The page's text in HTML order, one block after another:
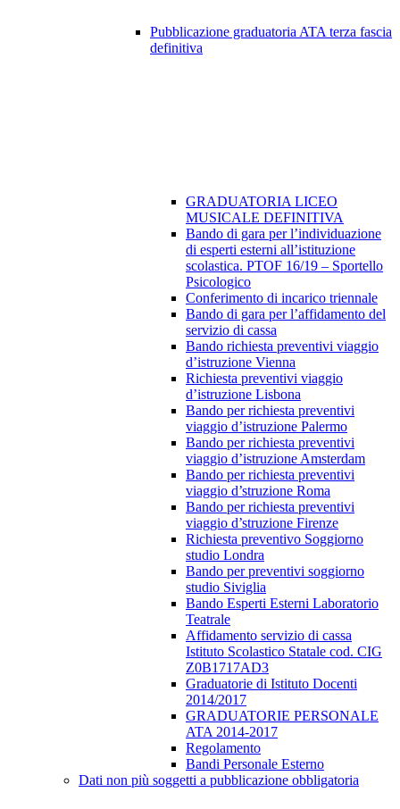
Pubblicazione graduatoria ATA terza fascia
definitiva
GRADUATORIA LICEO
MUSICALE DEFINITIVA
Bando di gara per l’individuazione
di esperti esterni all’istituzione
scolastica. PTOF 16/19 – Sportello
Psicologico
Conferimento di incarico triennale
Bando di gara per l’affidamento del
servizio di cassa
Bando richiesta preventivi viaggio
d’istruzione Vienna
Richiesta preventivi viaggio
d’istruzione Lisbona
Bando per richiesta preventivi
viaggio d’istruzione Palermo
Bando per richiesta preventivi
viaggio d’istruzione Amsterdam
Bando per richiesta preventivi
viaggio d’struzione Roma
Bando per richiesta preventivi
viaggio d’struzione Firenze
Richiesta preventivo Soggiorno
studio Londra
Bando per preventivi soggiorno
studio Siviglia
Bando Esperti Esterni Laboratorio
Teatrale
Affidamento servizio di cassa
Istituto Scolastico Statale cod. CIG
Z0B1717AD3
Graduatorie di Istituto Docenti
2014/2017
GRADUATORIE PERSONALE
ATA 2014-2017
Regolamento
Bandi Personale Esterno
Dati non più soggetti a pubblicazione obbligatoria